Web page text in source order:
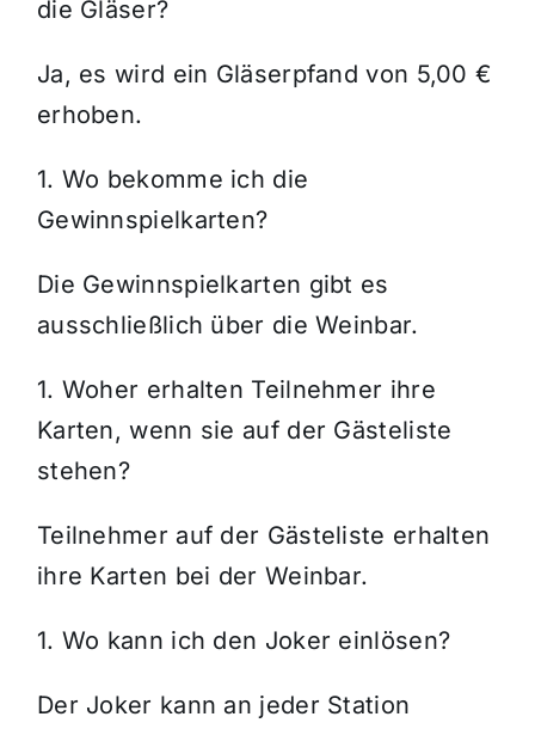
die Gläser?
Ja, es wird ein Gläserpfand von 5,00 €
erhoben.
1. Wo bekomme ich die
Gewinnspielkarten?
Die Gewinnspielkarten gibt es
ausschließlich über die Weinbar.
1. Woher erhalten Teilnehmer ihre
Karten, wenn sie auf der Gästeliste
stehen?
Teilnehmer auf der Gästeliste erhalten
ihre Karten bei der Weinbar.
1. Wo kann ich den Joker einlösen?
Der Joker kann an jeder Station